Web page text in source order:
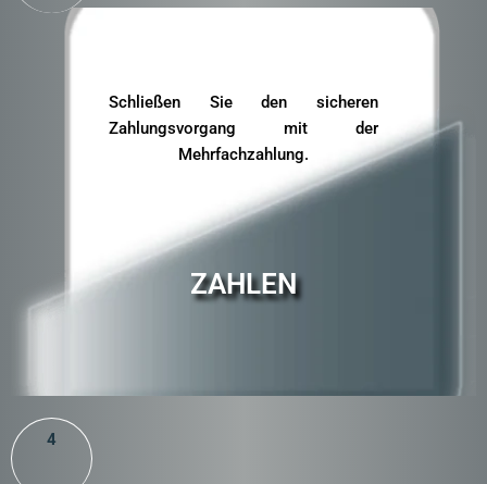
Schließen Sie den sicheren
Zahlungsvorgang mit der
Mehrfachzahlung.
ZAHLEN
4